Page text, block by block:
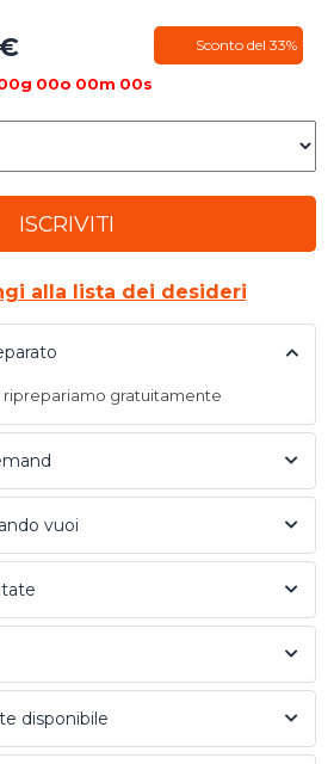
€Il
attuale
è:
Sconto del 33%
g 00o 00m 00s
ISCRIVITI
alla lista dei desideri
riprepariamo gratuitamente
vuoi
disponibile